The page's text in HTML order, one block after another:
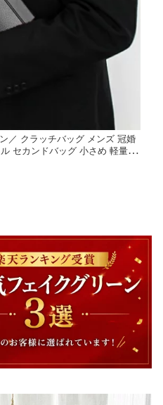
／ クラッチバッグ メンズ 冠婚
セカンドバッグ 小さめ 軽量 コ
プル ハンドバッグ 集金袋 香典
業式 入学式 さぶっち Kugusa